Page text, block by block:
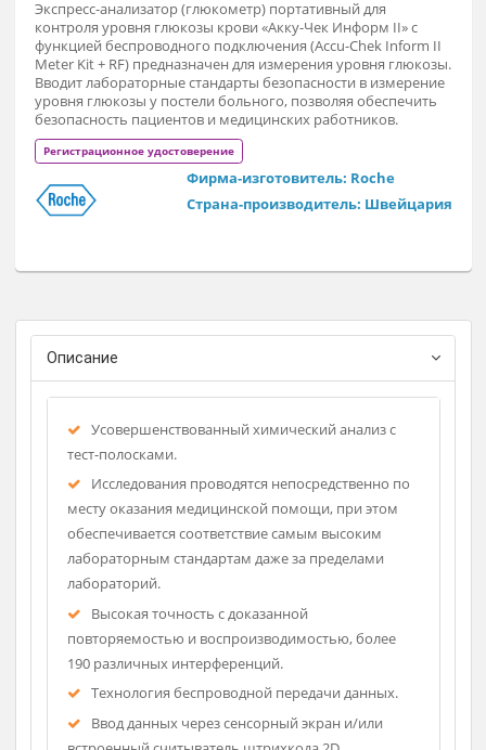
В связи с нестабильным курсом валют, окончательную
уточняйте в отделе продаж.
Экспресс-анализатор (глюкометр) портативный для
контроля уровня глюкозы крови «Акку-Чек Информ II» с
функцией беспроводного подключения (Accu-Chek Inform
Meter Kit + RF) предназначен для измерения уровня
Фирма-изготовитель: Roche
Страна-производитель:
Описание
Усовершенствованный химический анализ с
тест-полосками.
Исследования проводятся непосредственно по
месту оказания медицинской помощи, при этом
обеспечивается соответствие самым высоким